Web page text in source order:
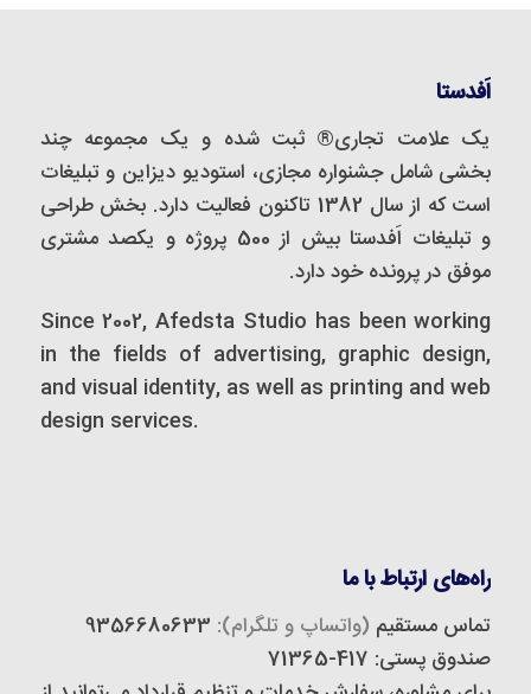
اَفدستا
یک علامت تجاری® ثبت شده و یک مجموعه‌ چند
بخشی شامل جشنواره مجازی، استودیو دیزاین و تبلیغات
است که از سال 1382 تاکنون فعالیت دارد. بخش طراحی
و تبلیغات اَفدستا بیش از 500 پروژه و یکصد مشتری
موفق در پرونده خود دارد.
Since 2002, Afedsta Studio has been working
in the fields of advertising, graphic design,
and visual identity, as well as printing and web
design services.
راه‌های ارتباط با ما
تماس مستقیم (واتساپ و تلگرام):
صندوق پستی: 417-71365